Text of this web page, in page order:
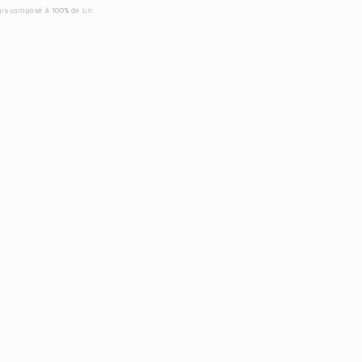
composé à 100% de Lin